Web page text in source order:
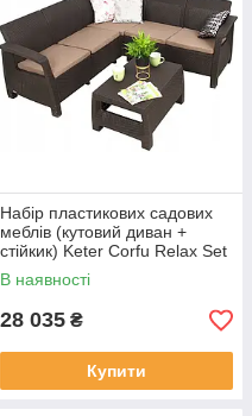
Набір пластикових садових
меблів (кутовий диван +
стійкик) Keter Corfu Relax Set
Коричневий
В наявності
28 035 ₴
Купити